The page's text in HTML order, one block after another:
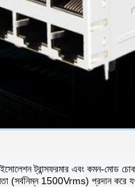
ট্রান্সফরমার এবং কমন-মোড
(সর্বনিম্ন 1500Vrms) প্রদান করে